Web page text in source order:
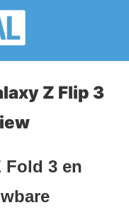
Z Flip 3
Fold 3 en